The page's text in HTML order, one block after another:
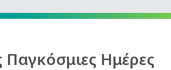
Ημέρες